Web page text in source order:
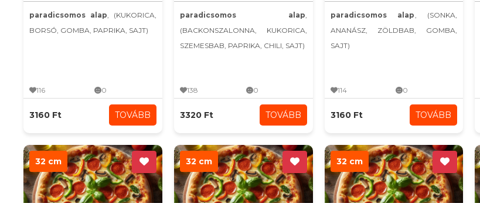
paradicsomos alap, (KUKORICA,
BORSÓ, GOMBA, PAPRIKA, SAJT)
116 0
3160 Ft TOVÁBB
paradicsomos alap,
(BACKONSZALONNA, KUKORICA,
SZEMESBAB, PAPRIKA, CHILI, SAJT)
138 0
3320 Ft TOVÁBB
paradicsomos alap, (SONKA,
ANANÁSZ, ZÖLDBAB, GOMBA,
SAJT)
114 0
3160 Ft TOVÁBB
32 cm 32 cm 32 cm